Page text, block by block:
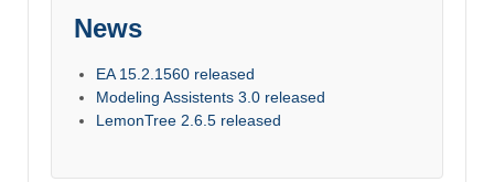
News
EA 15.2.1560 released
Modeling Assistents 3.0 released
LemonTree 2.6.5 released